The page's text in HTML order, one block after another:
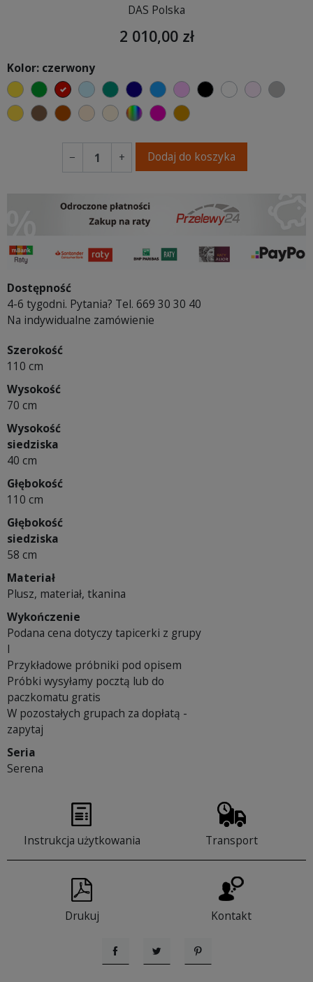
DAS Polska
2 010,00 zł
Kolor: czerwony
żółtyzielonyczerwony
błękitnyturkusowygranatowyniebieski
różowyczarnybiałyjasny róż
szary
musztardowy
brązowy
ceglastyciepły kremowy
ecru beżowy
wybór koloru
fuksjakoniakowy
− + Dodaj do koszyka
Dostępność
4-6 tygodni. Pytania? Tel. 669 30 30 40
Na indywidualne zamówienie
Szerokość
110 cm
Wysokość
70 cm
Wysokość
siedziska
40 cm
Głębokość
110 cm
Głębokość
siedziska
58 cm
Materiał
Plusz, materiał, tkanina
Wykończenie
Podana cena dotyczy tapicerki z grupy
I
Przykładowe próbniki pod opisem
Próbki wysyłamy pocztą lub do
paczkomatu gratis
W pozostałych grupach za dopłatą -
zapytaj
Seria
Serena
Instrukcja użytkowania Transport
Drukuj Kontakt
UdostępnijTweetujPinterest